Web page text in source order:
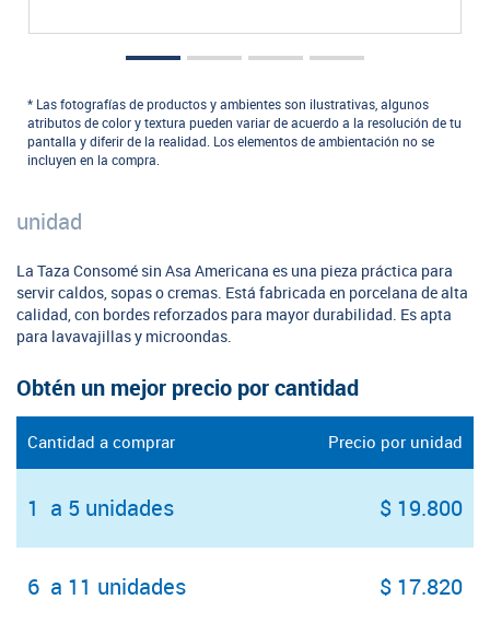
* Las fotografías de productos y ambientes son ilustrativas, algunos
atributos de color y textura pueden variar de acuerdo a la resolución de tu
pantalla y diferir de la realidad. Los elementos de ambientación no se
incluyen en la compra.
unidad
La Taza Consomé sin Asa Americana es una pieza práctica para
servir caldos, sopas o cremas. Está fabricada en porcelana de alta
calidad, con bordes reforzados para mayor durabilidad. Es apta
para lavavajillas y microondas.
Obtén un mejor precio por cantidad
Cantidad a comprar Precio por unidad
1 a 5 unidades $ 19.800
6 a 11 unidades $ 17.820